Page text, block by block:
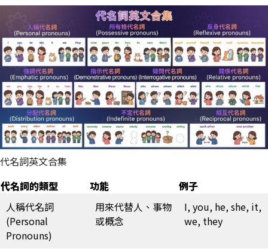
代名詞英文合集
代名詞的類型
功能
例子
人稱代名詞
(Personal
Pronouns)
用來代替人、事物
或概念
I, you, he, she, it,
we, they